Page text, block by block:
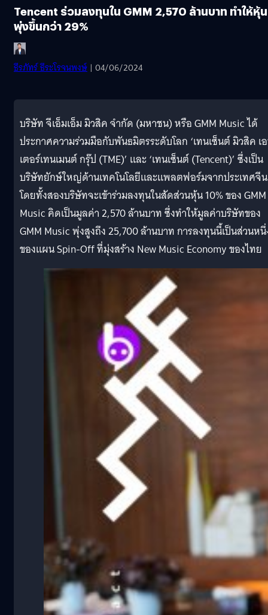
Tencent ร่วมลงทุนใน GMM 2,570 ล้านบาท ทำให้หุ้น
พุ่งขึ้นกว่า 29%
ธีรภัทร์ ธีระโรจนพงษ์ | 04/06/2024
บริษัท จีเอ็มเอ็ม มิวสิค จำกัด (มหาชน) หรือ GMM Music ได้
ประกาศความร่วมมือกับพันธมิตรระดับโลก ‘เทนเซ็นต์ มิวสิค เ
เตอร์เทนเมนต์ กรุ๊ป (TME)’ และ ‘เทนเซ็นต์ (Tencent)’ ซึ่งเป็น
บริษัทยักษ์ใหญ่ด้านเทคโนโลยีและแพลตฟอร์มจากประเทศจีน
โดยทั้งสองบริษัทจะเข้าร่วมลงทุนในสัดส่วนหุ้น 10% ของ GMM
Music คิดเป็นมูลค่า 2,570 ล้านบาท ซึ่งทำให้มูลค่าบริษัทของ
GMM Music พุ่งสูงถึง 25,700 ล้านบาท การลงทุนนี้เป็นส่วนห
ของแผน Spin-Off ที่มุ่งสร้าง New Music Economy ของไทย